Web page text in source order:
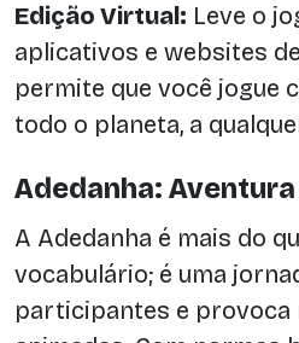
Edição Virtual: Leve o
aplicativos e websites
permite que você jogue
todo o planeta, a
Adedanha:
A Adedanha é mais do
vocabulário; é uma
participantes e provoca